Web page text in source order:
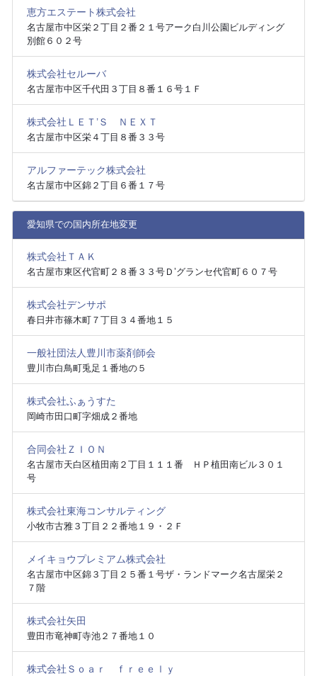
恵方エステート株式会社
名古屋市中区栄２丁目２番２１号アーク白川公園ビルディング
別館６０２号
株式会社セルーバ
名古屋市中区千代田３丁目８番１６号１Ｆ
株式会社ＬＥＴ’Ｓ ＮＥＸＴ
名古屋市中区栄４丁目８番３３号
アルファーテック株式会社
名古屋市中区錦２丁目６番１７号
愛知県での国内所在地変更
株式会社ＴＡＫ
名古屋市東区代官町２８番３３号Ｄ’グランセ代官町６０７号
株式会社デンサポ
春日井市篠木町７丁目３４番地１５
一般社団法人豊川市薬剤師会
豊川市白鳥町兎足１番地の５
株式会社ふぁうすた
岡崎市田口町字畑成２番地
合同会社ＺＩＯＮ
名古屋市天白区植田南２丁目１１１番 ＨＰ植田南ビル３０１
号
株式会社東海コンサルティング
小牧市古雅３丁目２２番地１９・２Ｆ
メイキョウプレミアム株式会社
名古屋市中区錦３丁目２５番１号ザ・ランドマーク名古屋栄２
７階
株式会社矢田
豊田市竜神町寺池２７番地１０
株式会社Ｓｏａｒ ｆｒｅｅｌｙ